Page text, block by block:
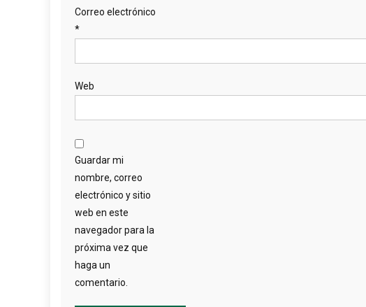
Correo electrónico
*
Web
Guardar mi
nombre, correo
electrónico y sitio
web en este
navegador para la
próxima vez que
haga un
comentario.